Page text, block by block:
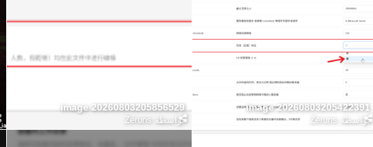
image 20260803205856529
بواسطة Zeruns
image 20260803205422391
بواسطةZeruns